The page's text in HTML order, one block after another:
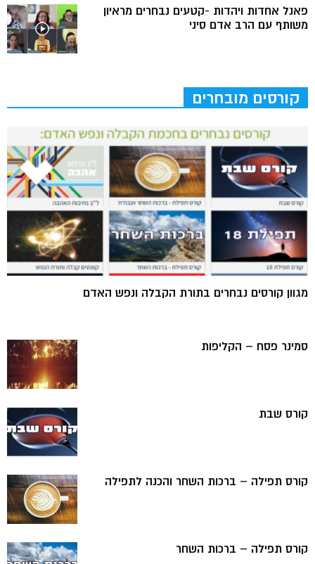
פאנל אחדות ויהדות -קטעים נבחרים מראיון
משותף עם הרב אדם סיני
קורסים מובחרים
מגוון קורסים נבחרים בתורת הקבלה ונפש האדם
סמינר פסח – הקליפות
קורס שבת
קורס תפילה – ברכות השחר והכנה לתפילה
קורס תפילה – ברכות השחר